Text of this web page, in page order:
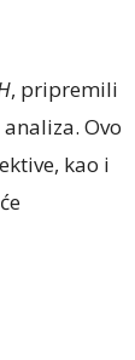
, pripremili
Ovo
kao i